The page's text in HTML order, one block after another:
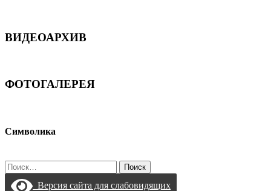
ВИДЕОАРХИВ
ФОТОГАЛЕРЕЯ
Символика
Найти:
Версия сайта для слабовидящих